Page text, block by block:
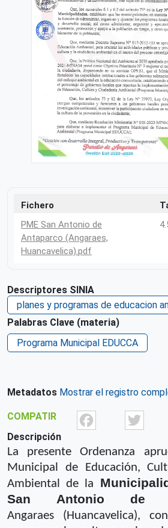
Fichero
PME San Antonio de
Antaparco (Angaraes,
Huancavelica).pdf
Descriptores SINIA
planes y programas de educacion
Palabras Clave (materia)
Programa Municipal EDUCCA
Metadatos Mostrar el registro
COMPATIR
Descripción
La presente Ordenanza
Municipal de Educación,
Ambiental de la
San Antonio de
Angaraes (Huancavelica),